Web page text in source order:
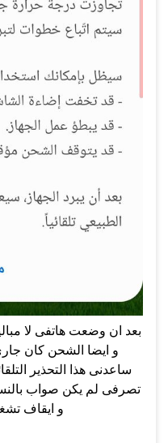
بعد ان وضعت هاتفى لا
ساعدنى هذا التحذير
تصرفى لم يكن صواب
و ايقاف